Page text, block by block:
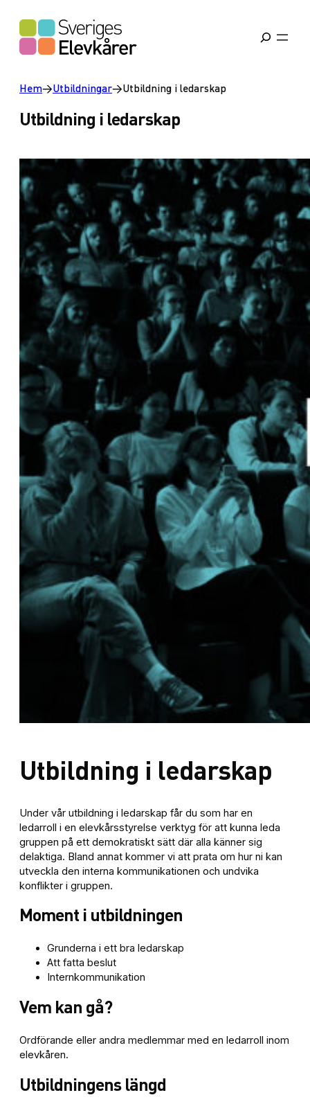
Hem→Utbildningar→Utbildning i ledarskap
Utbildning i ledarskap
Utbildning i ledarskap
Under vår utbildning i ledarskap får du som har en
ledarroll i en elevkårsstyrelse verktyg för att kunna leda
gruppen på ett demokratiskt sätt där alla känner sig
delaktiga. Bland annat kommer vi att prata om hur ni kan
utveckla den interna kommunikationen och undvika
konflikter i gruppen.
Moment i utbildningen
Grunderna i ett bra ledarskap
Att fatta beslut
Internkommunikation
Vem kan gå?
Ordförande eller andra medlemmar med en ledarroll inom
elevkåren.
Utbildningens längd